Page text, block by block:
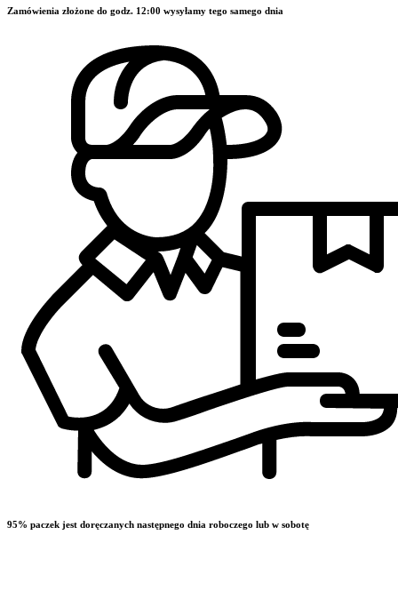
Zamówienia złożone do godz. 12:00 wysyłamy tego samego dnia
95% paczek jest doręczanych następnego dnia roboczego lub w sobotę